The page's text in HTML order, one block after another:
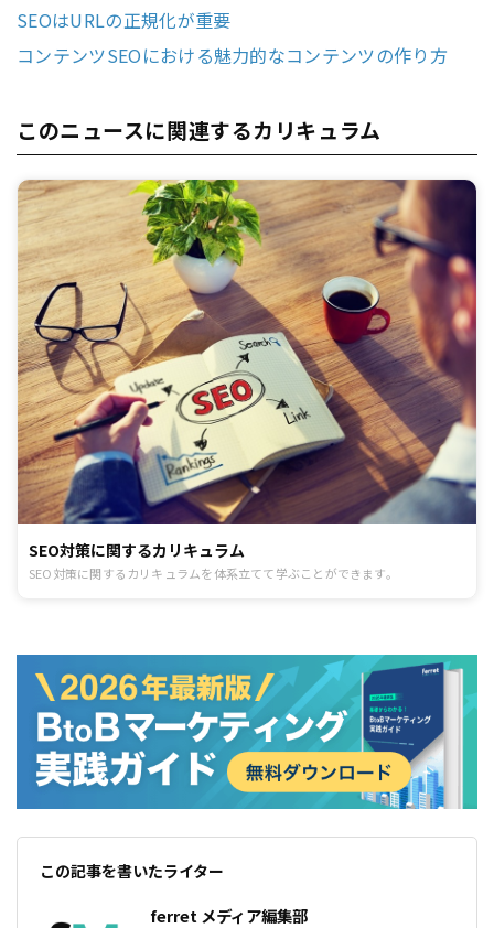
SEOはURLの正規化が重要
コンテンツSEOにおける魅力的なコンテンツの作り方
このニュースに関連するカリキュラム
SEO対策に関するカリキュラム
SEO対策に関するカリキュラムを体系立てて学ぶことができます。
この記事を書いたライター
ferret メディア編集部